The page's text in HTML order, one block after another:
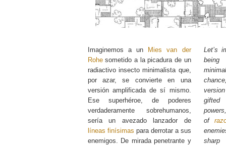
Imaginemos a un
Mies van der
Rohesometido a la picadura de un
radiactivo insecto minimalista que,
por azar, se convierte en una
versión amplificada de sí mismo.
Ese superhéroe, de poderes
verdaderamente sobrehumanos,
sería un avezado lanzador de
líneas finísimas para derrotar a sus
enemigos. De mirada penetrante y
Let’s
being
gifted
of
sharp